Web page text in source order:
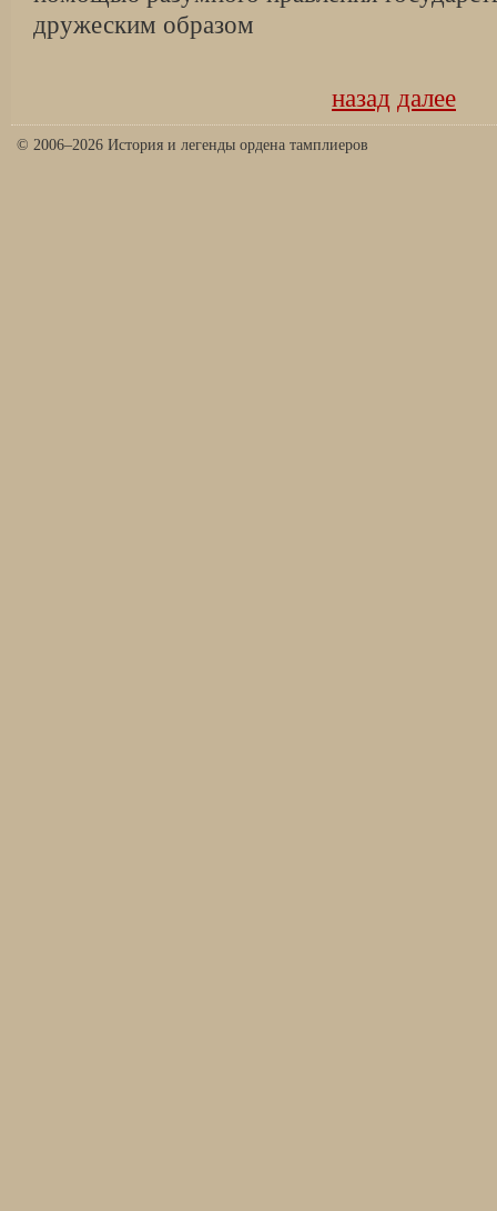
дружеским образом
назад далее
© 2006–2026 История и легенды ордена тамплиеров